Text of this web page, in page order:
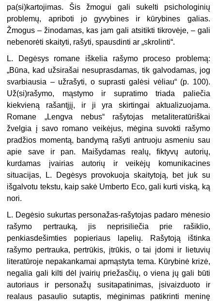
pa(si)kartojimas. Šis žmogui gali sukelti psichologinių
problemų, apriboti jo gyvybines ir kūrybines galias.
Žmogus – žinodamas, kas jam gali atsitikti tikrovėje, – gali
nebenorėti skaityti, rašyti, spausdinti ar „skrolinti“.
L. Degėsys romane iškelia rašymo proceso problemą:
„Būna, kad užsirašai nesuprasdamas, tik galvodamas, jog
svarbiausia – užrašyti, o suprasti galėsi vėliau“ (p. 100).
Už(si)rašymo, mąstymo ir supratimo triada paliečia
kiekvieną rašantįjį, ir ji yra skirtingai aktualizuojama.
Romane „Lengva nebus“ rašytojas metaliteratūriškai
žvelgia į savo romano veikėjus, mėgina suvokti rašymo
pradžios momentą, bandymą rašyti antruoju asmeniu sau
apie save ir pan. Maišydamas realų, fiktyvų autorių,
kurdamas įvairias autorių ir veikėjų komunikacines
situacijas, L. Degėsys provokuoja skaitytoją, bet juk su
išgalvotu tekstu, kaip sakė Umberto Eco, gali kurti viską, ką
nori.
L. Degėsio sukurtas personažas-rašytojas padaro mėnesio
rašymo pertrauką, jis neprisiliečia prie rašiklio,
penkiasdešimties popieriaus lapelių. Rašytoją ištinka
rašymo pertrauka, pertrūkis, įtrūkis, o tai įdomi ir lietuvių
literatūroje nepakankamai apmąstyta tema. Kūrybinė krizė,
negalia gali kilti dėl įvairių priežasčių, o viena jų gali būti
autoriaus ir personažų susitapatinimas, įsivaizduoto ir
realaus pasaulio sutaptis, mėginimas patikrinti meninę